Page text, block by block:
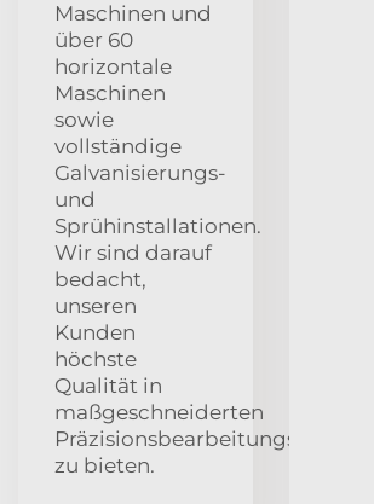
Maschinen und
über 60
horizontale
Maschinen
sowie
vollständige
Galvanisierungs-
und
Sprühinstallationen.
Wir sind darauf
bedacht,
unseren
Kunden
höchste
Qualität in
maßgeschneiderten
zu bieten.